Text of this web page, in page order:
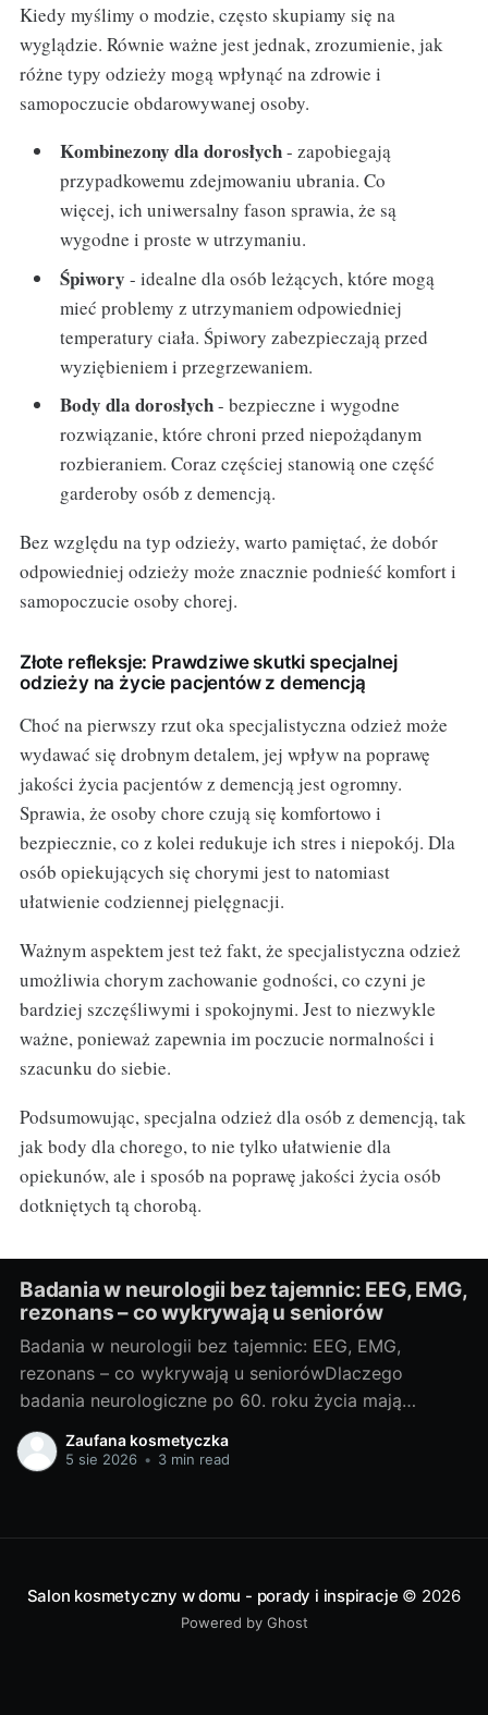
Kiedy myślimy o modzie, często skupiamy się na
wyglądzie. Równie ważne jest jednak, zrozumienie, jak
różne typy odzieży mogą wpłynąć na zdrowie i
samopoczucie obdarowywanej osoby.
Kombinezony dla dorosłych- zapobiegają
przypadkowemu zdejmowaniu ubrania. Co
więcej, ich uniwersalny fason sprawia, że są
wygodne i proste w utrzymaniu.
Śpiwory - idealne dla osób leżących, które mogą
mieć problemy z utrzymaniem odpowiedniej
temperatury ciała. Śpiwory zabezpieczają przed
wyziębieniem i przegrzewaniem.
Body dla dorosłych- bezpieczne i wygodne
rozwiązanie, które chroni przed niepożądanym
rozbieraniem. Coraz częściej stanowią one część
garderoby osób z demencją.
Bez względu na typ odzieży, warto pamiętać, że dobór
odpowiedniej odzieży może znacznie podnieść komfort i
samopoczucie osoby chorej.
Złote refleksje: Prawdziwe skutki specjalnej
odzieży na życie pacjentów z demencją
Choć na pierwszy rzut oka specjalistyczna odzież może
wydawać się drobnym detalem, jej wpływ na poprawę
jakości życia pacjentów z demencją jest ogromny.
Sprawia, że osoby chore czują się komfortowo i
bezpiecznie, co z kolei redukuje ich stres i niepokój. Dla
osób opiekujących się chorymi jest to natomiast
ułatwienie codziennej pielęgnacji.
Ważnym aspektem jest też fakt, że specjalistyczna odzież
umożliwia chorym zachowanie godności, co czyni je
bardziej szczęśliwymi i spokojnymi. Jest to niezwykle
ważne, ponieważ zapewnia im poczucie normalności i
szacunku do siebie.
Podsumowując, specjalna odzież dla osób z demencją, tak
jak body dla chorego, to nie tylko ułatwienie dla
opiekunów, ale i sposób na poprawę jakości życia osób
dotkniętych tą chorobą.
Badania w neurologii bez tajemnic: EEG, EMG,
rezonans – co wykrywają u seniorów
Badania w neurologii bez tajemnic: EEG, EMG,
rezonans – co wykrywają u seniorówDlaczego
badania neurologiczne po 60. roku życia mają
znaczenieJako blogerka, ale i miłośniczka rzetelnej
wiedzy medycznej, często widzę, że u osób po 60.
szybka diagnoza pozwala
Zaufana kosmetyczka
5 sie 2026 • 3 min read
Salon kosmetyczny w domu - porady i inspiracje © 2026
Powered by Ghost